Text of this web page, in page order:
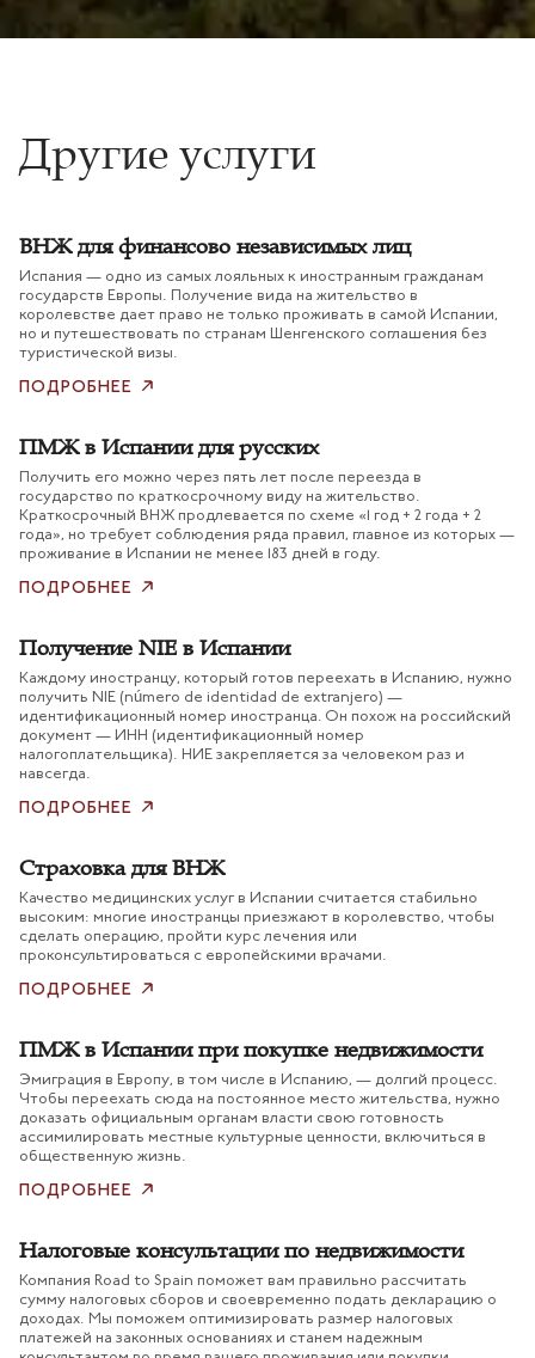
Другие услуги
ВНЖ для финансово независимых лиц
Испания — одно из самых лояльных к иностранным гражданам
государств Европы. Получение вида на жительство в
королевстве дает право не только проживать в самой Испании,
но и путешествовать по странам Шенгенского соглашения без
туристической визы.
ПОДРОБНЕЕ
ПМЖ в Испании для русских
Получить его можно через пять лет после переезда в
государство по краткосрочному виду на жительство.
Краткосрочный ВНЖ продлевается по схеме «1 год + 2 года + 2
года», но требует соблюдения ряда правил, главное из которых —
проживание в Испании не менее 183 дней в году.
ПОДРОБНЕЕ
Получение NIE в Испании
Каждому иностранцу, который готов переехать в Испанию, нужно
получить NIE (número de identidad de extranjero) —
идентификационный номер иностранца. Он похож на российский
документ — ИНН (идентификационный номер
налогоплательщика). НИЕ закрепляется за человеком раз и
навсегда.
ПОДРОБНЕЕ
Страховка для ВНЖ
Качество медицинских услуг в Испании считается стабильно
высоким: многие иностранцы приезжают в королевство, чтобы
сделать операцию, пройти курс лечения или
проконсультироваться с европейскими врачами.
ПОДРОБНЕЕ
ПМЖ в Испании при покупке недвижимости
Эмиграция в Европу, в том числе в Испанию, — долгий процесс.
Чтобы переехать сюда на постоянное место жительства, нужно
доказать официальным органам власти свою готовность
ассимилировать местные культурные ценности, включиться в
общественную жизнь.
ПОДРОБНЕЕ
Налоговые консультации по недвижимости
Компания Road to Spain поможет вам правильно рассчитать
сумму налоговых сборов и своевременно подать декларацию о
доходах. Мы поможем оптимизировать размер налоговых
платежей на законных основаниях и станем надежным